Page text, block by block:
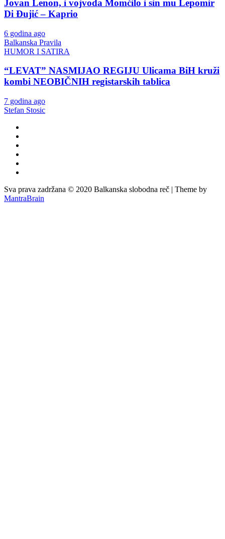
Jovan Lenon, i vojvoda Momčilo i sin mu Lepomir
Di Đujić – Kaprio
6 godina ago
Balkanska Pravila
HUMOR I SATIRA
“LEVAT” NASMIJAO REGIJU Ulicama BiH kruži
kombi NEOBIČNIH registarskih tablica
7 godina ago
Stefan Stosic
Sva prava zadržana © 2020 Balkanska slobodna reč | Theme by
MantraBrain